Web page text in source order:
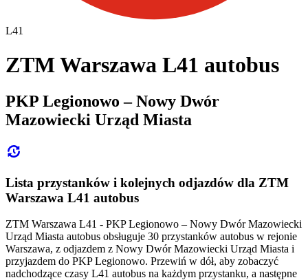
L41
ZTM Warszawa L41 autobus
PKP Legionowo – Nowy Dwór
Mazowiecki Urząd Miasta
Lista przystanków i kolejnych odjazdów dla ZTM
Warszawa L41 autobus
ZTM Warszawa L41 - PKP Legionowo – Nowy Dwór Mazowiecki
Urząd Miasta autobus obsługuje 30 przystanków autobus w rejonie
Warszawa, z odjazdem z Nowy Dwór Mazowiecki Urząd Miasta i
przyjazdem do PKP Legionowo. Przewiń w dół, aby zobaczyć
nadchodzące czasy L41 autobus na każdym przystanku, a następne